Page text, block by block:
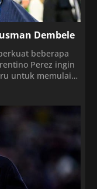
Dembele
beberapa
Perez ingin
untuk memulai
panas yang
Los
nama besar di
Vitinha, Joao